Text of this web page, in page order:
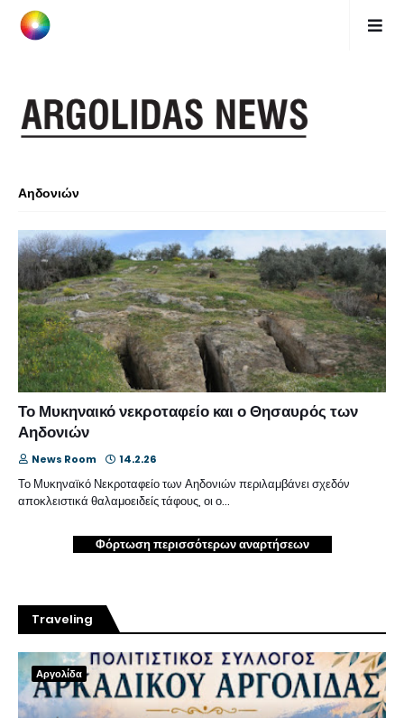
Αηδονιών
Το Μυκηναικό νεκροταφείο και ο Θησαυρός των
Αηδονιών
News Room 14.2.26
Το Μυκηναϊκό Νεκροταφείο των Αηδονιών περιλαμβάνει σχεδόν
αποκλειστικά θαλαμοειδείς τάφους, οι ο…
Φόρτωση περισσότερων αναρτήσεων
Traveling
Αργολίδα